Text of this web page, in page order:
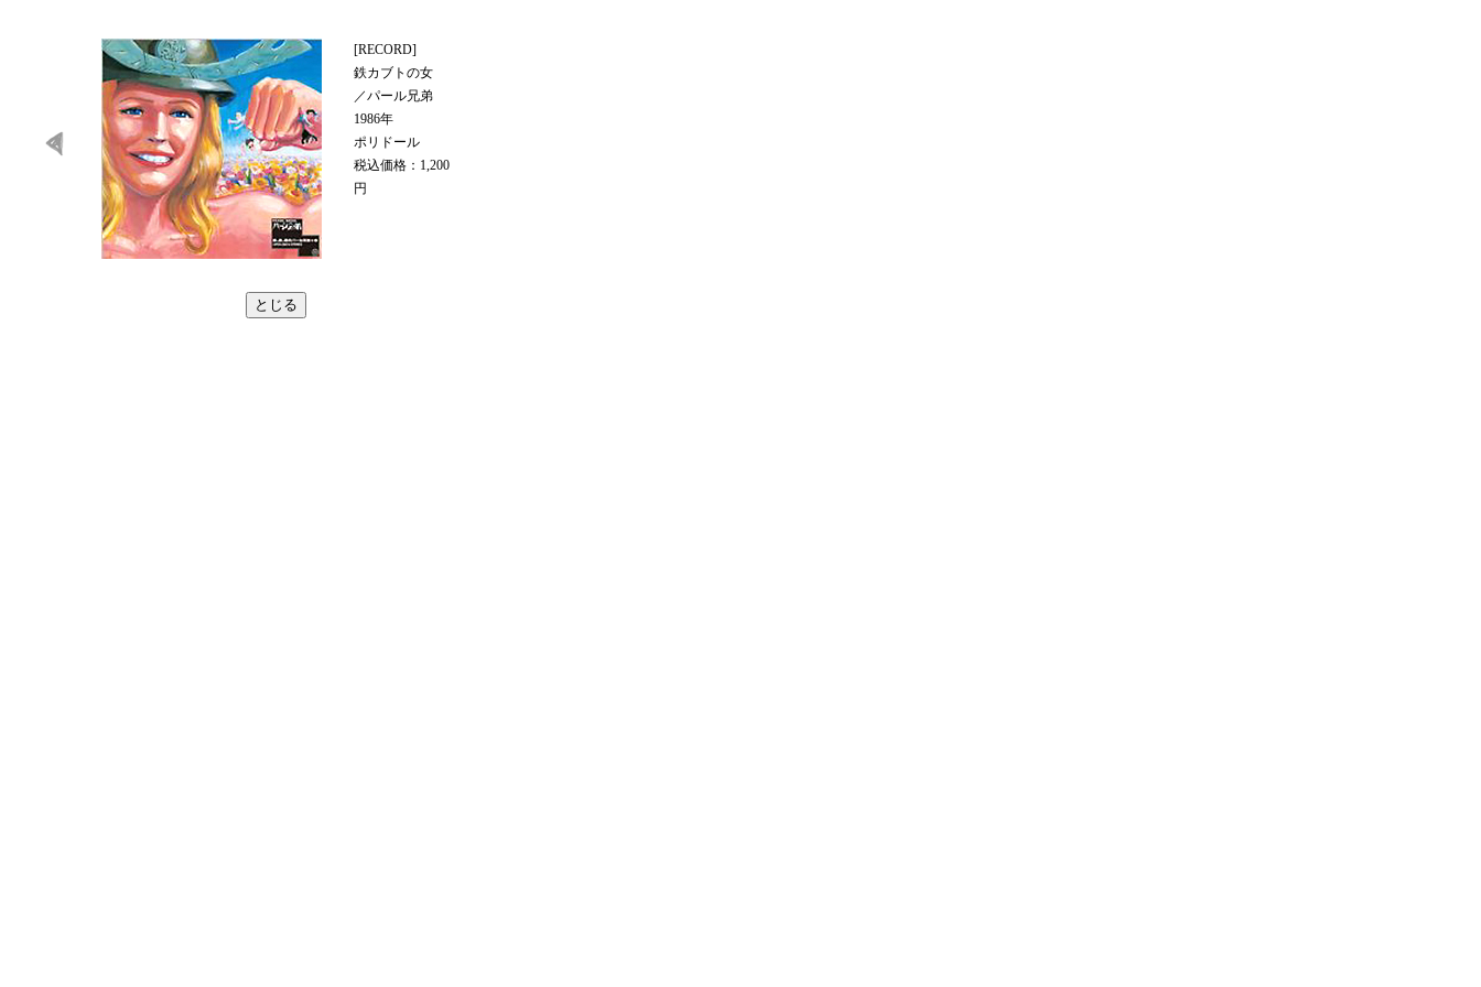
[RECORD]
鉄カブトの女
／パール兄弟
1986年
ポリドール
税込価格：1,200
円